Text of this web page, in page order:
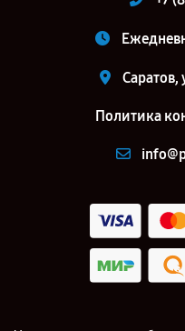
Саратов,
Политика